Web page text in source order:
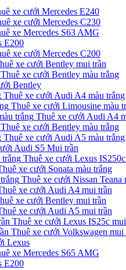
xe cưới Mercedes E240
xe cưới Mercedes C230
xe Mercedes S63 AMG
E200
xe cưới Mercedes C200
xe cưới Bentley mui trần
Thuê xe cưới Bentley màu trắng
Bentley
Thuê xe cưới Audi A4 màu trắng
Thuê xe cưới Limousine màu
Thuê xe cưới Audi A4
Thuê xe cưới Bentley màu trắng
Thuê xe cưới Audi A5 màu trắng
Audi S5 Mui trần
Thuê xe cưới Lexus
xe cưới Sonata màu trắng
Thuê xe cưới Nissan Teana
xe cưới Audi A4 mui trần
xe cưới Bentley mui trần
xe cưới Audi A5 mui trần
Thuê xe cưới Lexus IS25c
Thuê xe cưới Volkswagen mui
Lexus
xe Mercedes S65 AMG
E200